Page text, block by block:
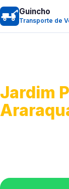
Guincho
Transporte de
Jardim